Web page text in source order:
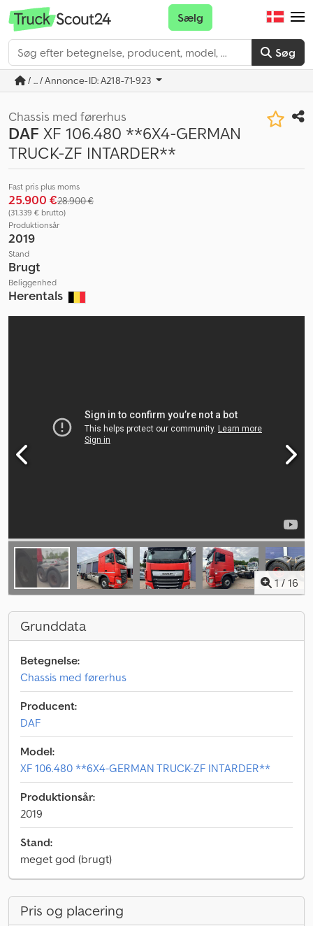
Søg
Sælg
/ ... / Annonce-ID: A218-71-923
Chassis med førerhus
DAF XF 106.480 **6X4-GERMAN
TRUCK-ZF INTARDER**
Fast pris plus moms
25.900 €28.900 €
(31.339 € brutto)
Produktionsår
2019
Stand
Brugt
Beliggenhed
Herentals
1 / 16
Grunddata
Betegnelse:
Chassis med førerhus
Producent:
DAF
Model:
XF 106.480 **6X4-GERMAN TRUCK-ZF INTARDER**
Produktionsår:
2019
Stand:
meget god (brugt)
Pris og placering